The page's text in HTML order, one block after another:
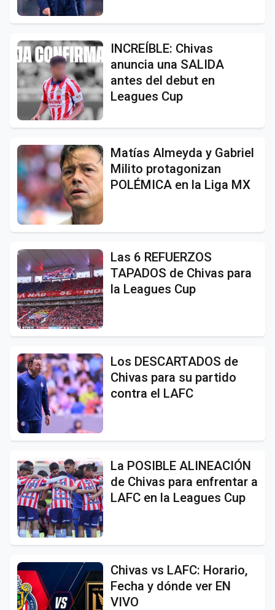
INCREÍBLE: Chivas
anuncia una SALIDA
antes del debut en
Leagues Cup
Matías Almeyda y Gabriel
Milito protagonizan
POLÉMICA en la Liga MX
Las 6 REFUERZOS
TAPADOS de Chivas para
la Leagues Cup
Los DESCARTADOS de
Chivas para su partido
contra el LAFC
La POSIBLE ALINEACIÓN
de Chivas para enfrentar a
LAFC en la Leagues Cup
Chivas vs LAFC: Horario,
Fecha y dónde ver EN
VIVO